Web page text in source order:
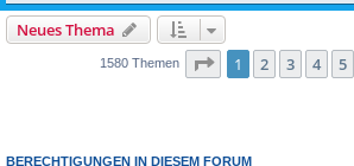
Neues Thema
1580 Themen Seite 1von 32
1 2 3 4 5
BERECHTIGUNGEN IN DIESEM FORUM